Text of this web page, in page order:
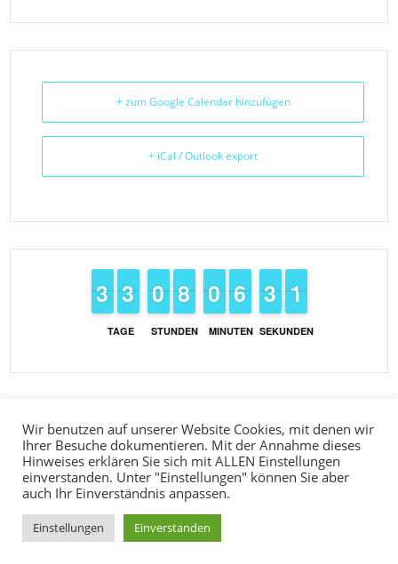
+ zum Google Calendar hinzufügen
+ iCal / Outlook export
TAGE
2
2
3
3 2
2
3
3
STUNDEN
9
9
0
0 7
7
8
8
MINUTEN
9
9
0
0 5
5
6
6
SEKUNDEN
2
2
3
3 1
1
0
Wir benutzen auf unserer Website Cookies, mit denen wir
Ihrer Besuche dokumentieren. Mit der Annahme dieses
Hinweises erklären Sie sich mit ALLEN Einstellungen
einverstanden. Unter "Einstellungen" können Sie aber
auch Ihr Einverständnis anpassen.
Einstellungen Einverstanden